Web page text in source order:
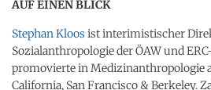
AUF EINEN BLICK
Stephan Kloos ist interimistischer
Sozialanthropologie der ÖAW und
promovierte in Medizinanthropologie
California, San Francisco & Berkeley.